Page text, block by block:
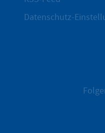
Datenschutz-